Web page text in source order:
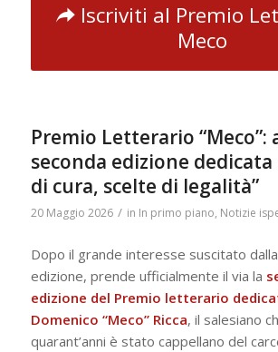
Iscriviti al Premio
Meco
Premio Letterario “Meco”:
seconda edizione
di cura, scelte di legalità”
20 Maggio 2026 / in In primo piano, Notizie
Dopo il grande interesse suscitato
edizione, prende ufficialmente il via la
edizione del Premio letterario
Domenico “Meco” Ricca, il salesiano
quarant’anni è stato cappellano del